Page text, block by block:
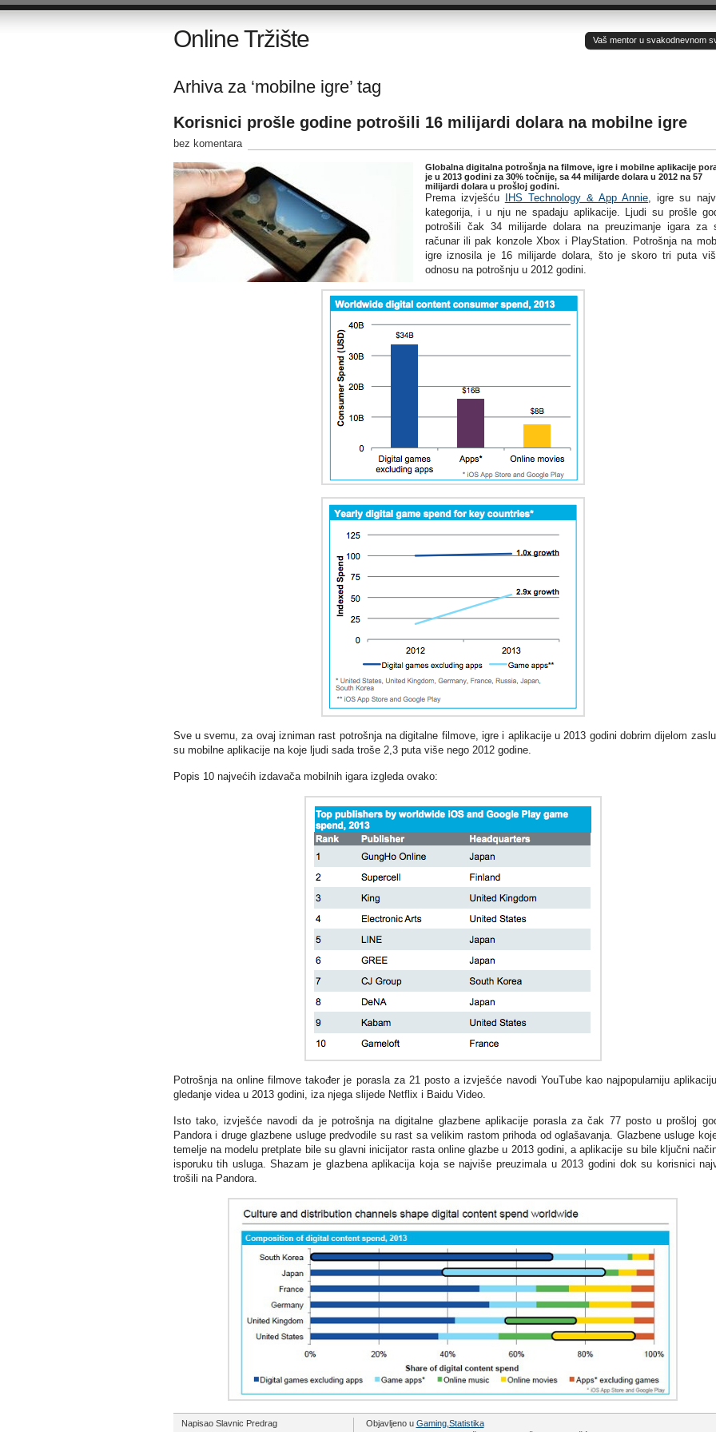
Online Tržište Vaš mentor u svakodnevnom
Arhiva za ‘mobilne igre’ tag
Korisnici prošle godine potrošili 16 milijardi dolara na mobilne igre
bez komentara
Globalna digitalna potrošnja na filmove, igre i mobilne aplikacije
je u 2013 godini za 30% točnije, sa 44 milijarde dolara u 2012 na 57
milijardi dolara u prošloj godini.
Prema izvješću IHS Technology & App Annie, igre su
kategorija, i u nju ne spadaju aplikacije. Ljudi su prošle
potrošili čak 34 milijarde dolara na preuzimanje igara za
računar ili pak konzole Xbox i PlayStation. Potrošnja na
igre iznosila je 16 milijarde dolara, što je skoro tri puta
odnosu na potrošnju u 2012 godini.
Sve u svemu, za ovaj izniman rast potrošnja na digitalne filmove, igre i aplikacije u 2013 godini dobrim dijelom
su mobilne aplikacije na koje ljudi sada troše 2,3 puta više nego 2012 godine.
Popis 10 najvećih izdavača mobilnih igara izgleda ovako:
Potrošnja na online filmove također je porasla za 21 posto a izvješće navodi YouTube kao najpopularniju
gledanje videa u 2013 godini, iza njega slijede Netflix i Baidu Video.
Isto tako, izvješće navodi da je potrošnja na digitalne glazbene aplikacije porasla za čak 77 posto u prošloj
Pandora i druge glazbene usluge predvodile su rast sa velikim rastom prihoda od oglašavanja. Glazbene usluge
temelje na modelu pretplate bile su glavni inicijator rasta online glazbe u 2013 godini, a aplikacije su bile ključni
isporuku tih usluga. Shazam je glazbena aplikacija koja se najviše preuzimala u 2013 godini dok su korisnici
trošili na Pandora.
Napisao Slavnic Predrag
Objavljeno u Gaming, Statistika